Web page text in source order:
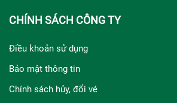
CHÍNH SÁCH CÔNG TY
Điều khoản sử dụng
Bảo mật thông tin
Chính sách hủy, đổi vé